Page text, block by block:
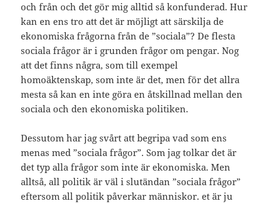
och från och det gör mig alltid så konfunderad. Hur
kan en ens tro att det är möjligt att särskilja de
ekonomiska frågorna från de ”sociala”? De flesta
sociala frågor är i grunden frågor om pengar. Nog
att det finns några, som till exempel
homoäktenskap, som inte är det, men för det allra
mesta så kan en inte göra en åtskillnad mellan den
sociala och den ekonomiska politiken.
Dessutom har jag svårt att begripa vad som ens
menas med ”sociala frågor”. Som jag tolkar det är
det typ alla frågor som inte är ekonomiska. Men
alltså, all politik är väl i slutändan ”sociala frågor”
eftersom all politik påverkar människor. et är ju